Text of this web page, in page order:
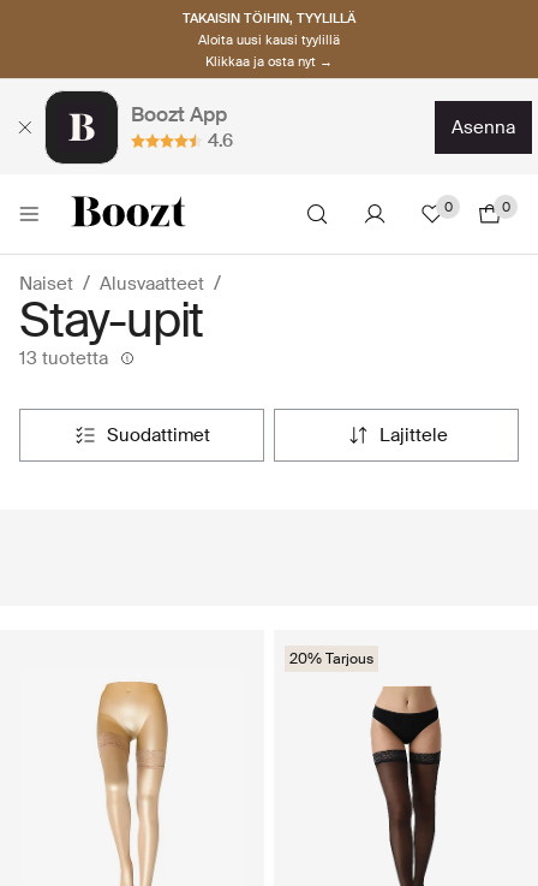
TAKAISIN TÖIHIN, TYYLILLÄ
Aloita uusi kausi tyylillä
Klikkaa ja osta nyt →
Boozt App
4.6
asenna
0 0
Naiset Alusvaatteet
Stay-upit
13 tuotetta
suodattimet lajittele
20% Tarjous